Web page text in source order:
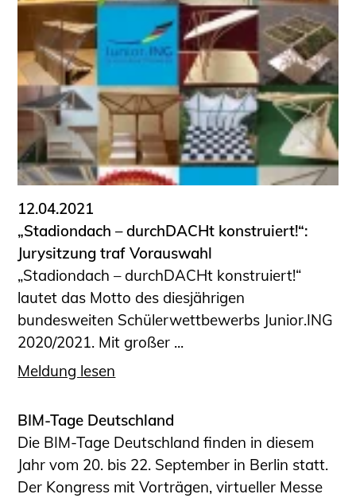
Informationen für Schülerinnen,
Schüler und Studierende
Projekte für Schülerinnen und Schüler
START.ING. Das Studierenden Praxis-
Programm
Wissenswertes für Studierende
Wettbewerbe für Studierende
BLING.BLING.
Kammer Newsletter
Presse
Kontakt und Anfahrt
Impressum
Datenschutz
Ingenieurakademie West
12.04.2021
„Stadiondach – durchDACHt konstruiert!“:
Jurysitzung traf Vorauswahl
„Stadiondach – durchDACHt konstruiert!“
lautet das Motto des diesjährigen
bundesweiten Schülerwettbewerbs Junior.ING
2020/2021. Mit großer ...
Meldung lesen
BIM-Tage Deutschland
Die BIM-Tage Deutschland finden in diesem
Jahr vom 20. bis 22. September in Berlin statt.
Der Kongress mit Vorträgen, virtueller Messe